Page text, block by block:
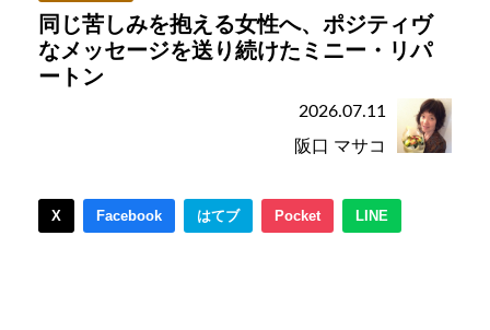
同じ苦しみを抱える女性へ、ポジティヴ
なメッセージを送り続けたミニー・リパ
ートン
2026.07.11
阪口 マサコ
X Facebook はてブ Pocket LINE